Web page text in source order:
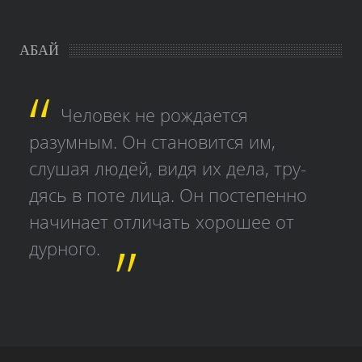
АБАЙ
Человек не рождается
разумным. Он становится им,
слушая людей, видя их дела, тру­
дясь в поте лица. Он постепенно
начинает отличать хорошее от
дурного.